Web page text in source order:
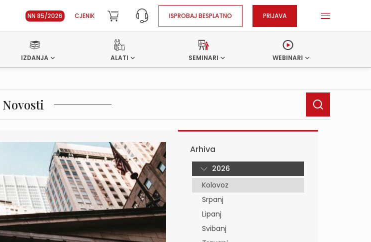
NN 85/2026 CJENIK ISPROBAJ BESPLATNO PRIJAVA
IZDANJA ALATI SEMINARI WEBINARI
Novosti
Arhiva
2026
Kolovoz
Srpanj
Lipanj
Svibanj